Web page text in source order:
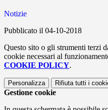
Notizie
Pubblicato il 04-10-2018
Questo sito o gli strumenti terzi
cookie necessari al
COOKIE POLICY.
Personalizza Rifiuta tutti i
Gestione cookie